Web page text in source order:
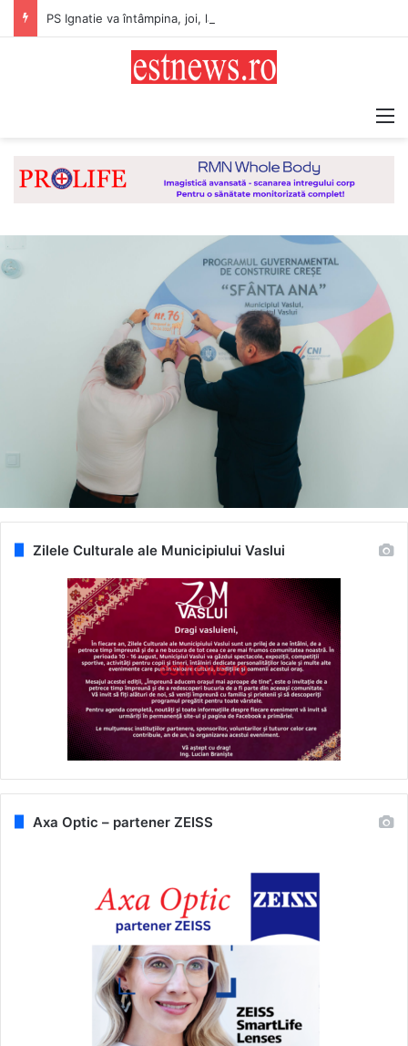
Zilele Culturale ale Municipiului Vaslui
Axa Optic – partener ZEISS